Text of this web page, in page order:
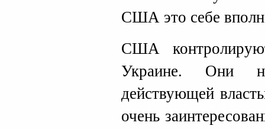
США это себе
США
Украине. Они
действующей
очень